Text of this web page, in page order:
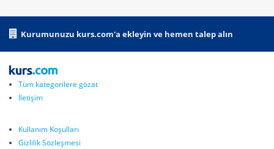
Kurumunuzu kurs.com'a ekleyin ve hemen talep alın
Tüm kategorilere gözat
İletişim
Kullanım Koşulları
Gizlilik Sözleşmesi